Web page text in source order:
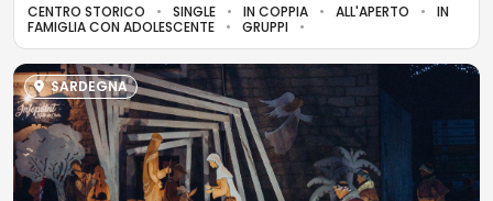
CENTRO STORICO SINGLE IN COPPIA ALL'APERTO
IN
FAMIGLIA CON ADOLESCENTE
GRUPPI
SARDEGNA